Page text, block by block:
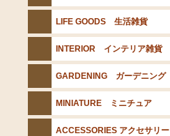
LIFE GOODS 生活雑貨
INTERIOR インテリア雑貨
GARDENING ガーデニング
MINIATURE ミニチュア
ACCESSORIES アクセサリー